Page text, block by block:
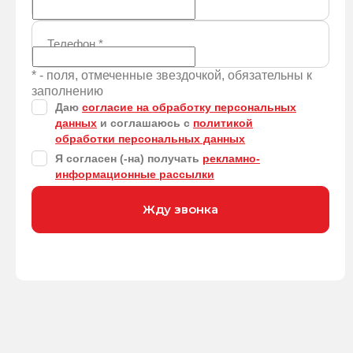
Телефон*
* - поля, отмеченные звездочкой, обязательны к
заполнению
Даю согласие на обработку персональных
данных и соглашаюсь с политикой
обработки персональных данных
Я согласен (-на) получать рекламно-
информационные рассылки
Жду звонка